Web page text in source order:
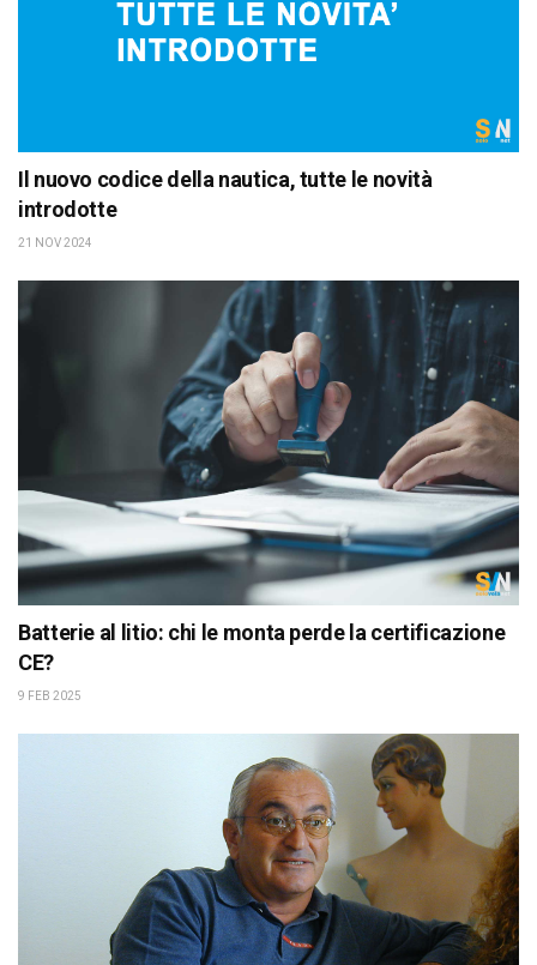
Il nuovo codice della nautica, tutte le novità
introdotte
21 NOV 2024
Batterie al litio: chi le monta perde la certificazione
CE?
9 FEB 2025